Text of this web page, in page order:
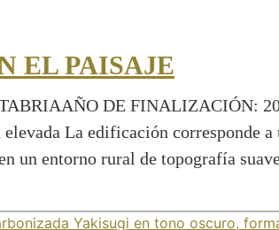
EL PAISAJE
DE FINALIZACIÓN:
La edificación
un entorno rural de topografía